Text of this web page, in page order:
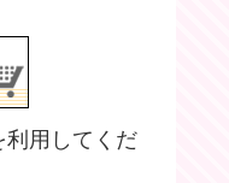
利用してくだ